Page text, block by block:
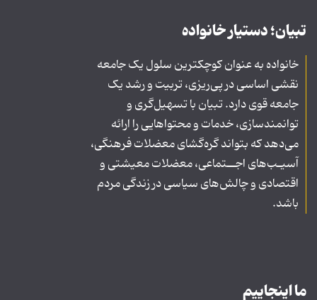
تبیان؛ دستیار خانواده
خانواده به عنوان کوچکترین سلول یک جامعه
نقشی اساسی در پی‌ریزی، تربیت و رشد یک
جامعه قوی دارد. تبیان با تسهیل‌گری و
توانمندسازی، خدمات و محتواهایی را ارائه
می‌دهد که بتواند گره‌گشای معضلات فرهنگی،
آسیـب‌های اجــتماعی، معضلات معیشتی و
اقتصادی و چالش‌های سیاسی در زندگی مردم
باشد.
ما اینجاییم